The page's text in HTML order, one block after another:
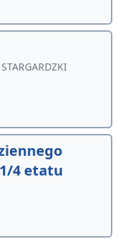
4 etatu